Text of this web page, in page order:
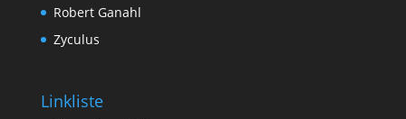
Robert Ganahl
Zyculus
Linkliste